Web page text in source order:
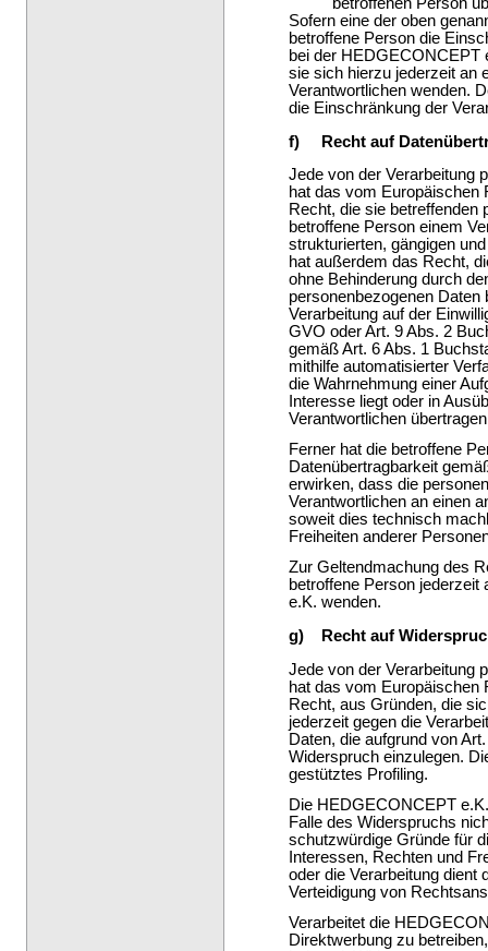
Sofern eine der oben
betroffene Person die
bei der HEDGECONCEPT
sie sich hierzu jederzeit an
Verantwortlichen wenden.
die Einschränkung der
f) Recht auf
Jede von der Verarbeitung
hat das vom Europäischen
Recht, die sie betreffenden
betroffene Person einem
strukturierten, gängigen
hat außerdem das Recht,
ohne Behinderung durch
personenbezogenen
Verarbeitung auf der
GVO oder Art. 9 Abs. 2
gemäß Art. 6 Abs. 1
mithilfe automatisierter
die Wahrnehmung einer
Interesse liegt oder in
Verantwortlichen
Ferner hat die betroffene
Datenübertragbarkeit
erwirken, dass die
Verantwortlichen an einen
soweit dies technisch
Freiheiten anderer
Zur Geltendmachung des
betroffene Person
e.K. wenden.
g) Recht auf
Jede von der Verarbeitung
hat das vom Europäischen
Recht, aus Gründen, die
jederzeit gegen die
Daten, die aufgrund von
Widerspruch einzulegen.
gestütztes Profiling.
Die HEDGECONCEPT
Falle des Widerspruchs
schutzwürdige Gründe für
Interessen, Rechten und
oder die Verarbeitung dient
Verteidigung von
Verarbeitet die
Direktwerbung zu